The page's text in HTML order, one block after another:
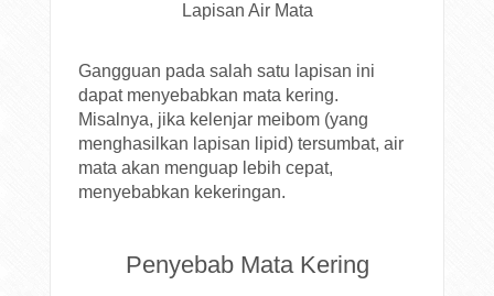
Lapisan Air Mata
Gangguan pada salah satu lapisan ini
dapat menyebabkan mata kering.
Misalnya, jika kelenjar meibom (yang
menghasilkan lapisan lipid) tersumbat, air
mata akan menguap lebih cepat,
menyebabkan kekeringan.
Penyebab Mata Kering